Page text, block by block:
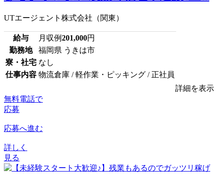
UTエージェント株式会社（関東）
給与 月収例201,000円
勤務地
福岡県 うきは市
寮・社宅 なし
仕事内容 物流倉庫 / 軽作業・ピッキング / 正社員
詳細を表示
無料電話で
応募
応募へ進む
詳しく
見る